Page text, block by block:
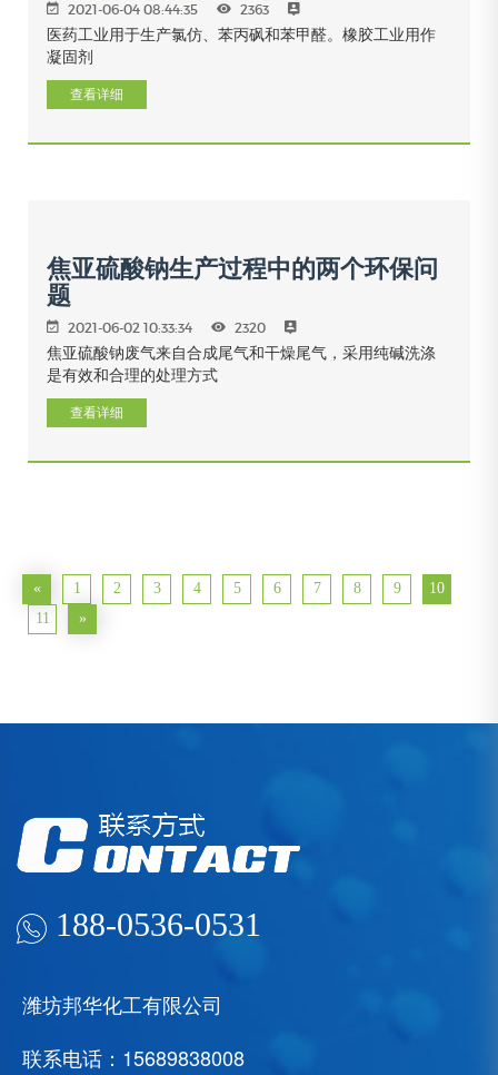
2021-06-04 08:44:35 2363
医药工业用于生产氯仿、苯丙砜和苯甲醛。橡胶工业用作
凝固剂
查看详细
焦亚硫酸钠生产过程中的两个环保问
题
2021-06-02 10:33:34 2320
焦亚硫酸钠废气来自合成尾气和干燥尾气，采用纯碱洗涤
是有效和合理的处理方式
查看详细
« 1 2 3 4 5 6 7 8 9
10
11
»
188-0536-0531
潍坊邦华化工有限公司
联系电话：15689838008